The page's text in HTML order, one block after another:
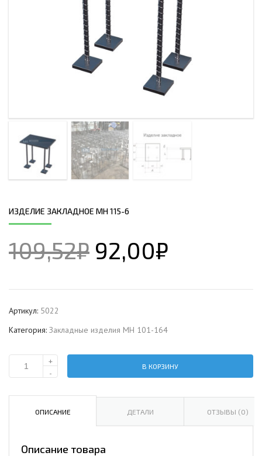
ИЗДЕЛИЕ ЗАКЛАДНОЕ МН 115-6
109,52₽ 92,00₽
Артикул: 5022
Категория: Закладные изделия МН 101-164
Количество
закладное
+
-
В КОРЗИНУ
ОПИСАНИЕ ДЕТАЛИ ОТЗЫВЫ (0)
Описание товара